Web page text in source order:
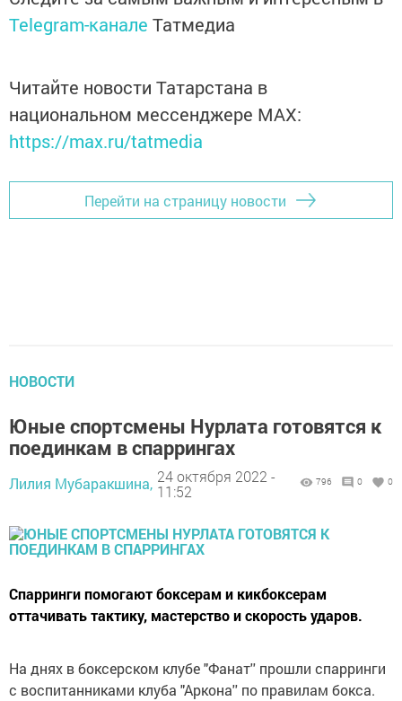
Telegram-канале Татмедиа
Читайте новости Татарстана в
национальном мессенджере MАХ:
https://max.ru/tatmedia
Перейти на страницу новости
НОВОСТИ
Юные спортсмены Нурлата готовятся к
поединкам в спаррингах
Лилия Мубаракшина, 24 октября 2022 -
11:52
796 0 0
Спарринги помогают боксерам и кикбоксерам
оттачивать тактику, мастерство и скорость ударов.
На днях в боксерском клубе "Фанат'' прошли спарринги
с воспитанниками клуба "Аркона'' по правилам бокса.